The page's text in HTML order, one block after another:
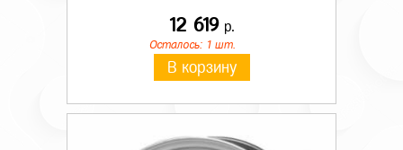
12 619р.
Осталось: 1 шт.
В корзину